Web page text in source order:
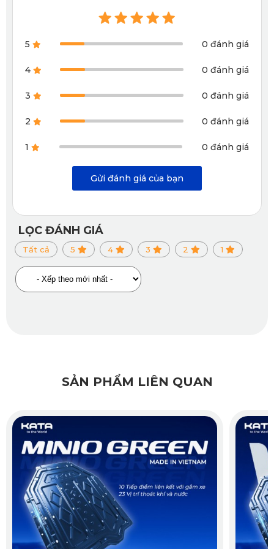
dưới gầm, hỗ trợ bảo vệ pin tốt hơn.
Thiết kế lỗ thoát nước tránh bị ẩm ướt, tích tụ
Trang bị phụ kiện hỗ trợ đi kèm:Ngoài phần giáp chính,
KATA còn thiết kế thêm các chi tiết hỗ trợ nhằm bảo vệ dây
điện và các bộ phận liên quan, tăng khả năng bảo vệ toàn
5 0 đánh giá
4 0 đánh giá
3 0 đánh giá
2 0 đánh giá
1 0 đánh giá
Gửi đánh giá của bạn
LỌC ĐÁNH GIÁ
Tất cả 5 4 3 2 1
SẢN PHẨM LIÊN QUAN